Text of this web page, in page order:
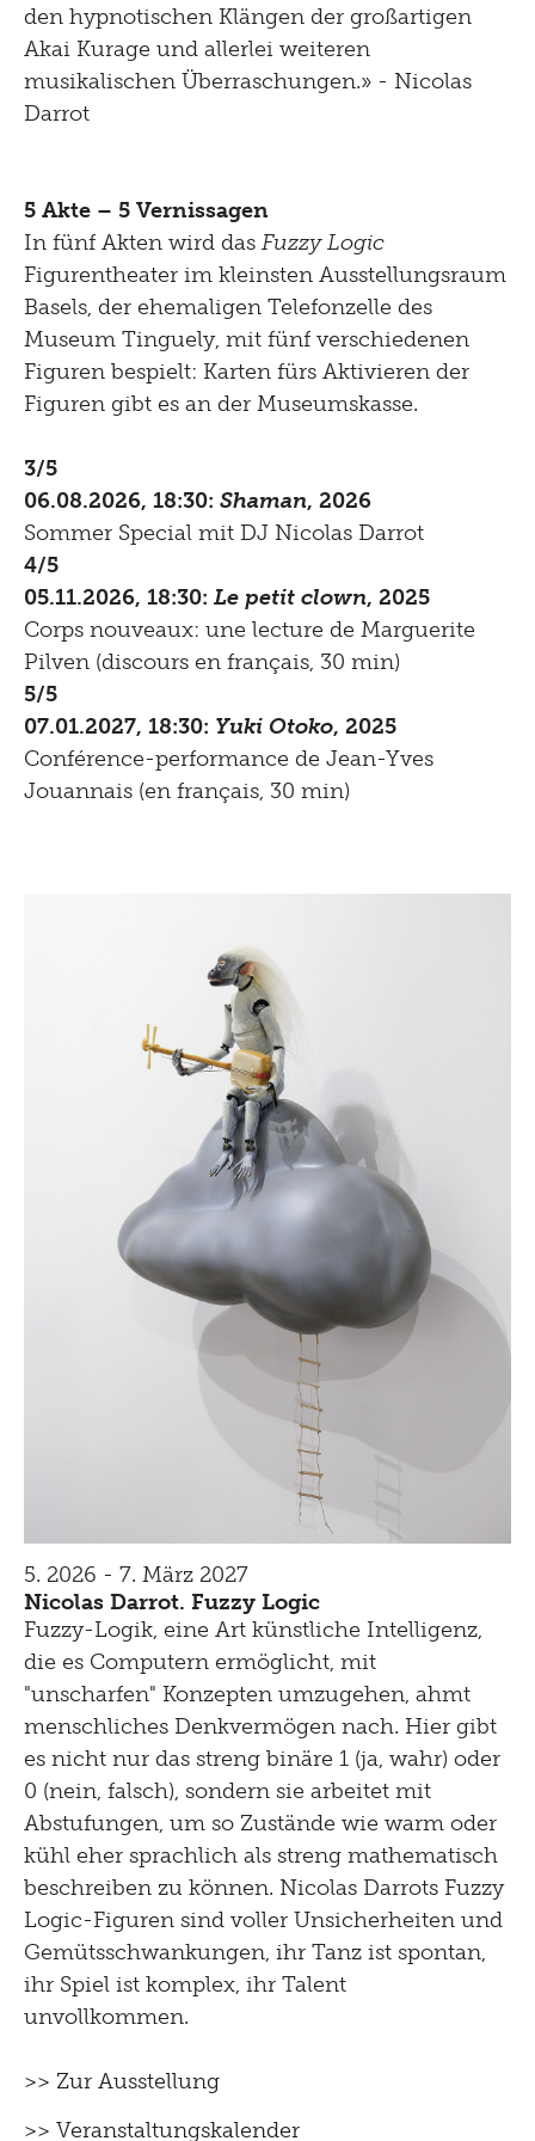
den hypnotischen Klängen der großartigen
Akai Kurage und allerlei weiteren
musikalischen Überraschungen.» - Nicolas
Darrot
5 Akte – 5 Vernissagen
In fünf Akten wird das Fuzzy Logic
Figurentheater im kleinsten Ausstellungsraum
Basels, der ehemaligen Telefonzelle des
Museum Tinguely, mit fünf verschiedenen
Figuren bespielt: Karten fürs Aktivieren der
Figuren gibt es an der Museumskasse.
3/5
06.08.2026, 18:30: Shaman, 2026
Sommer Special mit DJ Nicolas Darrot
4/5
05.11.2026, 18:30: Le petit clown, 2025
Corps nouveaux: une lecture de Marguerite
Pilven (discours en français, 30 min)
5/5
07.01.2027, 18:30: Yuki Otoko, 2025
Conférence-performance de Jean-Yves
Jouannais (en français, 30 min)
5. 2026 - 7. März 2027
Nicolas Darrot. Fuzzy Logic
Fuzzy-Logik, eine Art künstliche Intelligenz,
die es Computern ermöglicht, mit
"unscharfen" Konzepten umzugehen, ahmt
menschliches Denkvermögen nach. Hier gibt
es nicht nur das streng binäre 1 (ja, wahr) oder
0 (nein, falsch), sondern sie arbeitet mit
Abstufungen, um so Zustände wie warm oder
kühl eher sprachlich als streng mathematisch
beschreiben zu können. Nicolas Darrots Fuzzy
Logic-Figuren sind voller Unsicherheiten und
Gemütsschwankungen, ihr Tanz ist spontan,
ihr Spiel ist komplex, ihr Talent
unvollkommen.
>> Zur Ausstellung
>> Veranstaltungskalender